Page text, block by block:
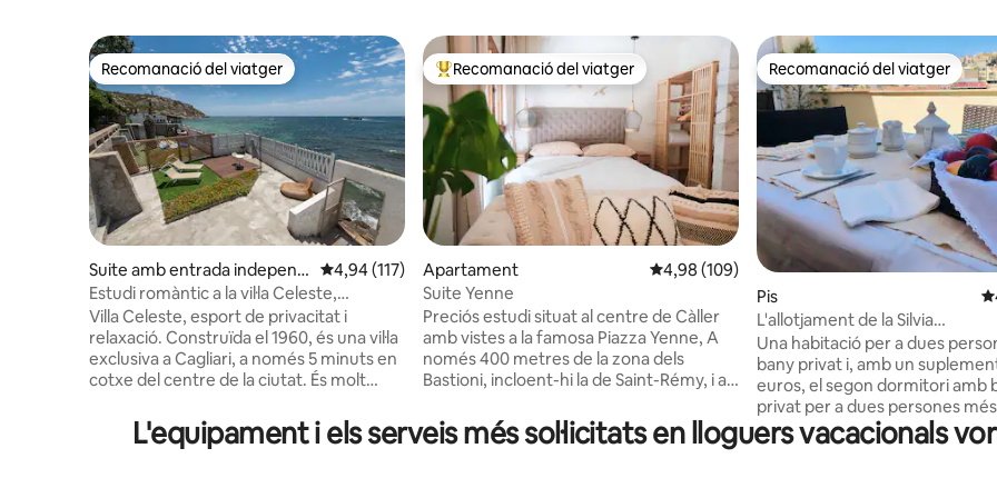
Recomanació del viatger
Recomanació del viatger
Suite amb entrada independ
ent
4,94 de puntuació mitjana d'un total de 5; 117 avaluacions
4,94 (117)
Estudi romàntic a la vil·la Celeste,
Sardenya
Villa Celeste, esport de privacitat i
relaxació. Construïda el 1960, és una vil·la
exclusiva a Cagliari, a només 5 minuts en
cotxe del centre de la ciutat. És molt
directe a la platja de Cala Bernat, passant
per les roques. Els turons que hi ha
Principals recomanacions dels viatgers
Recomanació del viatger
Apartament 4,98 de puntuació mitjana d'un total de 5; 109
4,98 (109)
Suite Yenne
Preciós estudi situat al centre de Càller
amb vistes a la famosa Piazza Yenne, A
només 400 metres de la zona dels
Bastioni, incloent-hi la de Saint-Rémy, i a
vida nocturna, ple de discoteques,
restaurants i botigues per als amants de
Recomanació del viatger
Recomanació del viatger
Pis
L'allotjament de la Silvia
IT092009C2000P1844
Una habitació per a dues
bany privat i, amb un
euros, el segon dormitori amb
privat per a dues persones
mateix grup fa que aquest
sigui ideal per a 2+2 persones
L'equipament i els serveis més sol·licitats en lloguers vacacionals